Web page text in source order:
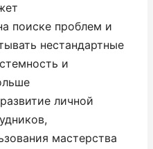
поиске проблем и
нестандартные
и
личной
мастерства